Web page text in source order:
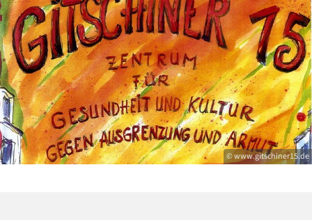
© www.gitschiner15.de